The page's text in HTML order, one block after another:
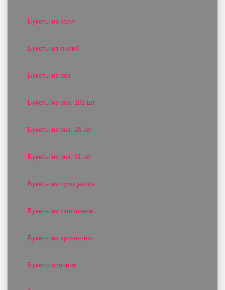
Букеты из калл
Букеты из лилий
Букеты из роз
Букеты из роз, 101 шт
Букеты из роз, 25 шт
Букеты из роз, 51 шт
Букеты из сухоцветов
Букеты из тюльпанов
Букеты из хризантем
Букеты осенние